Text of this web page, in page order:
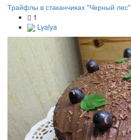
Трайфлы в стаканчиках "Черный лес"
1
Lyalya